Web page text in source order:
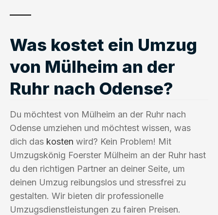
Was kostet ein Umzug
von Mülheim an der
Ruhr nach Odense?
Du möchtest von Mülheim an der Ruhr nach
Odense umziehen und möchtest wissen, was
dich das kosten wird? Kein Problem! Mit
Umzugskönig Foerster Mülheim an der Ruhr hast
du den richtigen Partner an deiner Seite, um
deinen Umzug reibungslos und stressfrei zu
gestalten. Wir bieten dir professionelle
Umzugsdienstleistungen zu fairen Preisen.